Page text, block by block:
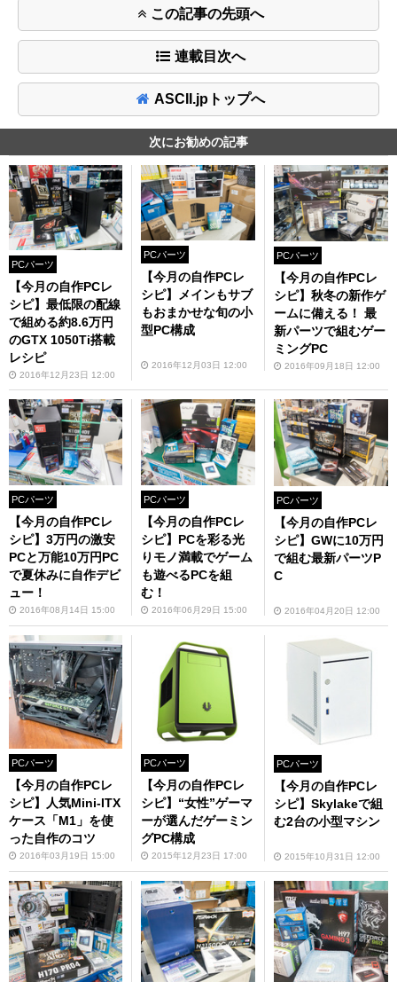
この記事の先頭へ
連載目次へ
ASCII.jpトップへ
次にお勧めの記事
PCパーツ
【今月の自作PCレ
シピ】最低限の配線
で組める約8.6万円
のGTX 1050Ti搭載
レシピ
2016年12月23日 12:00
PCパーツ
【今月の自作PCレ
シピ】メインもサブ
もおまかせな旬の小
型PC構成
2016年12月03日 12:00
PCパーツ
【今月の自作PCレ
シピ】秋冬の新作ゲ
ームに備える！ 最
新パーツで組むゲー
ミングPC
2016年09月18日 12:00
PCパーツ
【今月の自作PCレ
シピ】3万円の激安
PCと万能10万円PC
で夏休みに自作デビ
ュー！
2016年08月14日 15:00
PCパーツ
【今月の自作PCレ
シピ】PCを彩る光
りモノ満載でゲーム
も遊べるPCを組
む！
2016年06月29日 15:00
PCパーツ
【今月の自作PCレ
シピ】GWに10万円
で組む最新パーツP
C
2016年04月20日 12:00
PCパーツ
【今月の自作PCレ
シピ】人気Mini-ITX
ケース「M1」を使
った自作のコツ
2016年03月19日 15:00
PCパーツ
【今月の自作PCレ
シピ】“女性”ゲーマ
ーが選んだゲーミン
グPC構成
2015年12月23日 17:00
PCパーツ
【今月の自作PCレ
シピ】Skylakeで組
む2台の小型マシン
2015年10月31日 12:00